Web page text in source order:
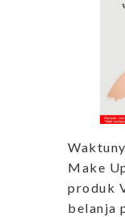
Make
produk
belanja